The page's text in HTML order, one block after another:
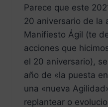
Parece que este
20 aniversario de la
Manifiesto Ágil (te
acciones que
el 20 aniversario),
año de «la puesta
una «nueva
replantear o